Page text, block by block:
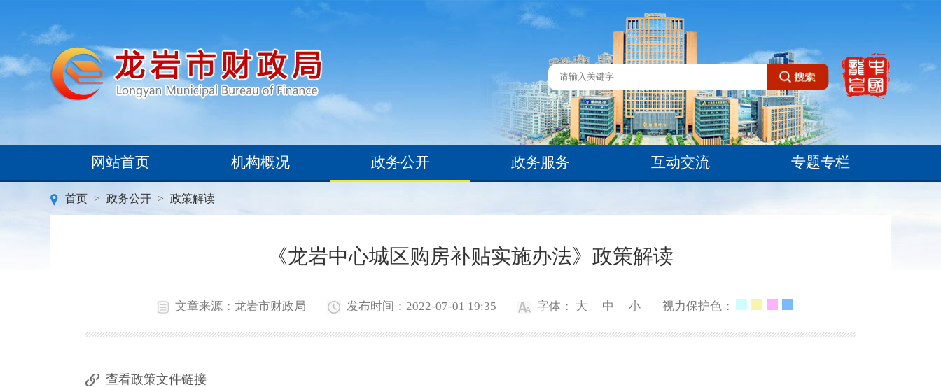
网站首页 机构概况 政务公开 政务服务 互动交流 专题专栏
首页 > 政务公开 > 政策解读
《龙岩中心城区购房补贴实施办法》政策解读
文章来源：龙岩市财政局 发布时间：2022-07-01 19:35 字体： 大 中 小 视力保护色：
查看政策文件链接